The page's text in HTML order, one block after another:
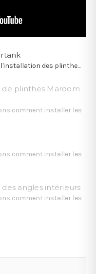
des plinthe...
plinthes Mardom
comment installer les
comment installer les
angles intérieurs
comment installer les